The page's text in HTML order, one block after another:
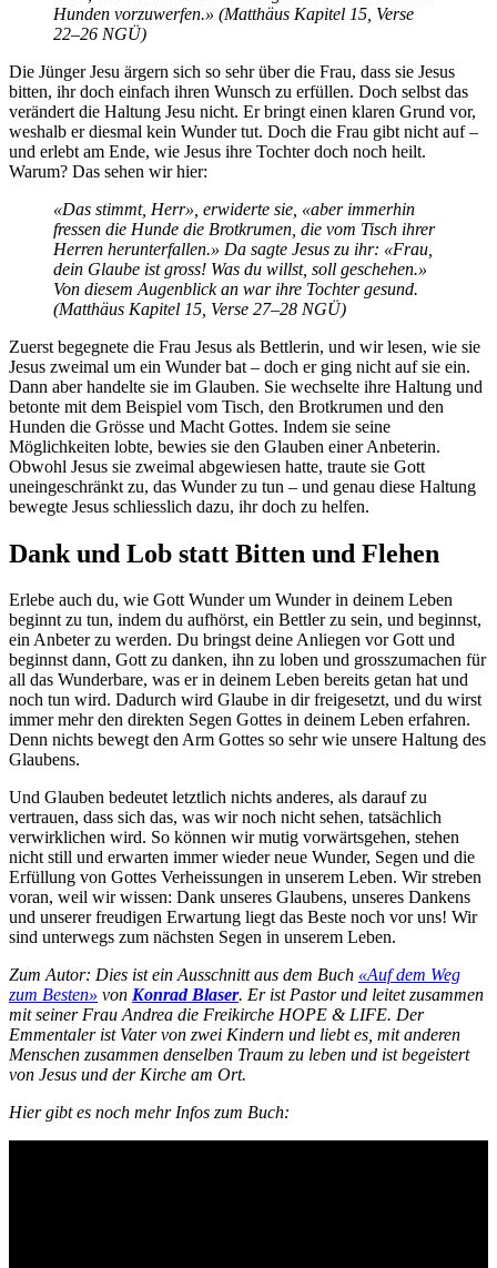
Hunden vorzuwerfen.» (Matthäus Kapitel 15, Verse
22–26 NGÜ)
Die Jünger Jesu ärgern sich so sehr über die Frau, dass sie Jesus
bitten, ihr doch einfach ihren Wunsch zu erfüllen. Doch selbst das
verändert die Haltung Jesu nicht. Er bringt einen klaren Grund vor,
weshalb er diesmal kein Wunder tut. Doch die Frau gibt nicht auf –
und erlebt am Ende, wie Jesus ihre Tochter doch noch heilt.
Warum? Das sehen wir hier:
«Das stimmt, Herr», erwiderte sie, «aber immerhin
fressen die Hunde die Brotkrumen, die vom Tisch ihrer
Herren herunterfallen.» Da sagte Jesus zu ihr: «Frau,
dein Glaube ist gross! Was du willst, soll geschehen.»
Von diesem Augenblick an war ihre Tochter gesund.
(Matthäus Kapitel 15, Verse 27–28 NGÜ)
Zuerst begegnete die Frau Jesus als Bettlerin, und wir lesen, wie sie
Jesus zweimal um ein Wunder bat – doch er ging nicht auf sie ein.
Dann aber handelte sie im Glauben. Sie wechselte ihre Haltung und
betonte mit dem Beispiel vom Tisch, den Brotkrumen und den
Hunden die Grösse und Macht Gottes. Indem sie seine
Möglichkeiten lobte, bewies sie den Glauben einer Anbeterin.
Obwohl Jesus sie zweimal abgewiesen hatte, traute sie Gott
uneingeschränkt zu, das Wunder zu tun – und genau diese Haltung
bewegte Jesus schliesslich dazu, ihr doch zu helfen.
Dank und Lob statt Bitten und Flehen
Erlebe auch du, wie Gott Wunder um Wunder in deinem Leben
beginnt zu tun, indem du aufhörst, ein Bettler zu sein, und beginnst,
ein Anbeter zu werden. Du bringst deine Anliegen vor Gott und
beginnst dann, Gott zu danken, ihn zu loben und grosszumachen für
all das Wunderbare, was er in deinem Leben bereits getan hat und
noch tun wird. Dadurch wird Glaube in dir freigesetzt, und du wirst
immer mehr den direkten Segen Gottes in deinem Leben erfahren.
Denn nichts bewegt den Arm Gottes so sehr wie unsere Haltung des
Glaubens.
Und Glauben bedeutet letztlich nichts anderes, als darauf zu
vertrauen, dass sich das, was wir noch nicht sehen, tatsächlich
verwirklichen wird. So können wir mutig vorwärtsgehen, stehen
nicht still und erwarten immer wieder neue Wunder, Segen und die
Erfüllung von Gottes Verheissungen in unserem Leben. Wir streben
voran, weil wir wissen: Dank unseres Glaubens, unseres Dankens
und unserer freudigen Erwartung liegt das Beste noch vor uns! Wir
sind unterwegs zum nächsten Segen in unserem Leben.
Zum Autor: Dies ist ein Ausschnitt aus dem Buch «Auf dem Weg
zum Besten» von Konrad Blaser. Er ist Pastor und leitet zusammen
mit seiner Frau Andrea die Freikirche HOPE & LIFE. Der
Emmentaler ist Vater von zwei Kindern und liebt es, mit anderen
Menschen zusammen denselben Traum zu leben und ist begeistert
von Jesus und der Kirche am Ort.
Hier gibt es noch mehr Infos zum Buch: